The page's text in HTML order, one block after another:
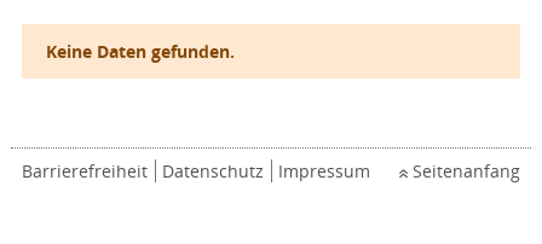
Keine Daten gefunden.
Barrierefreiheit Datenschutz Impressum Seitenanfang